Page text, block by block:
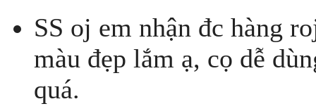
SS oj em nhận đc hàng
màu đẹp lắm ạ, cọ dễ
quá.